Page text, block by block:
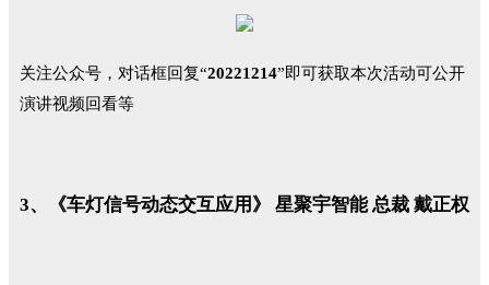
关注公众号，对话框回复“20221214”即可获取本次活动可公开
演讲视频回看等
3、《车灯信号动态交互应用》 星聚宇智能 总裁 戴正权